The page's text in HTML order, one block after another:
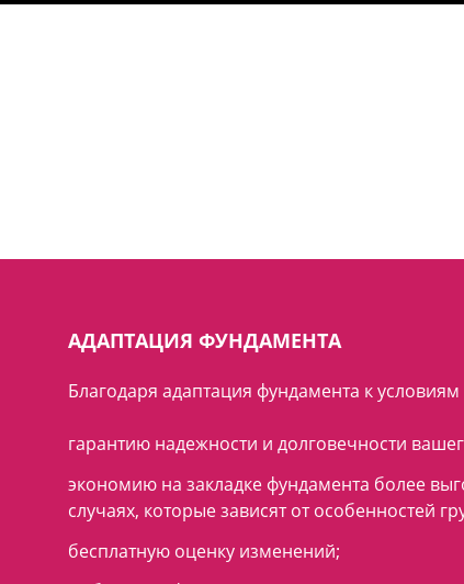
АДАПТАЦИЯ ФУНДАМЕНТА
Благодаря адаптация фундамента к
гарантию надежности и долговечности
экономию на закладке фундамента более
случаях, которые зависят от особенностей
бесплатную оценку изменений;